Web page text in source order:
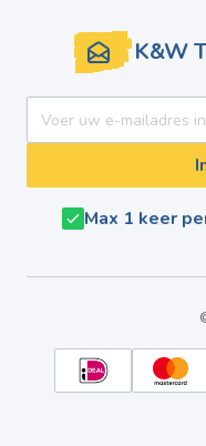
K&W
Max 1 keer